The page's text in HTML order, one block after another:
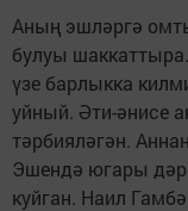
Аның эшләргә
булуы
үзе барлыкка
уйный. Әти-әнисе
тәрбияләгән.
Эшендә югары
куйган. Наил